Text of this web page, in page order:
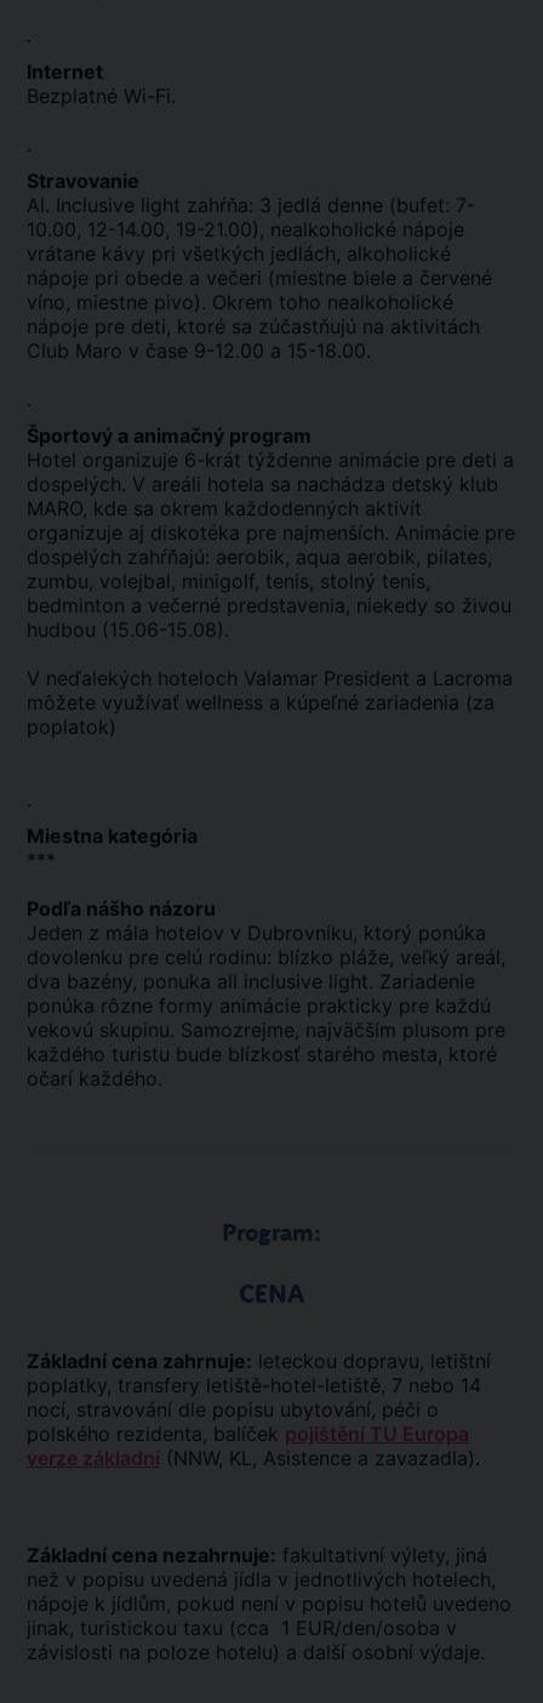
.
Internet
Bezplatné Wi-Fi.
.
Stravovanie
Al. Inclusive light zahŕňa: 3 jedlá denne (bufet: 7-
10.00, 12-14.00, 19-21.00), nealkoholické nápoje
vrátane kávy pri všetkých jedlách, alkoholické
nápoje pri obede a večeri (miestne biele a červené
víno, miestne pivo). Okrem toho nealkoholické
nápoje pre deti, ktoré sa zúčastňujú na aktivitách
Club Maro v čase 9-12.00 a 15-18.00.
.
Športový a animačný program
Hotel organizuje 6-krát týždenne animácie pre deti a
dospelých. V areáli hotela sa nachádza detský klub
MARO, kde sa okrem každodenných aktivít
organizuje aj diskotéka pre najmenších. Animácie pre
dospelých zahŕňajú: aerobik, aqua aerobik, pilates,
zumbu, volejbal, minigolf, tenis, stolný tenis,
bedminton a večerné predstavenia, niekedy so živou
hudbou (15.06-15.08).
V neďalekých hoteloch Valamar President a Lacroma
môžete využívať wellness a kúpeľné zariadenia (za
poplatok)
.
Miestna kategória
***
Podľa nášho názoru
Jeden z mála hotelov v Dubrovníku, ktorý ponúka
dovolenku pre celú rodinu: blízko pláže, veľký areál,
dva bazény, ponuka all inclusive light. Zariadenie
ponúka rôzne formy animácie prakticky pre každú
vekovú skupinu. Samozrejme, najväčším plusom pre
každého turistu bude blízkosť starého mesta, ktoré
očarí každého.
Program:
CENA
Základní cena zahrnuje: leteckou dopravu, letištní
poplatky, transfery letiště-hotel-letiště, 7 nebo 14
nocí, stravování dle popisu ubytování, péči o
polského rezidenta, balíček pojištění TU Europa
verze základní (NNW, KL, Asistence a zavazadla).
Základní cena nezahrnuje: fakultativní výlety, jiná
než v popisu uvedená jídla v jednotlivých hotelech,
nápoje k jídlům, pokud není v popisu hotelů uvedeno
jinak, turistickou taxu (cca 1 EUR/den/osoba v
závislosti na poloze hotelu) a další osobní výdaje.